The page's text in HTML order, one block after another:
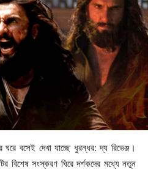
বসেই দেখা যাচ্ছে ধুরন্ধর: দ্য রিভেঞ্জ।
বিশেষ সংস্করণ ঘিরে দর্শকদের মধ্যে নতুন